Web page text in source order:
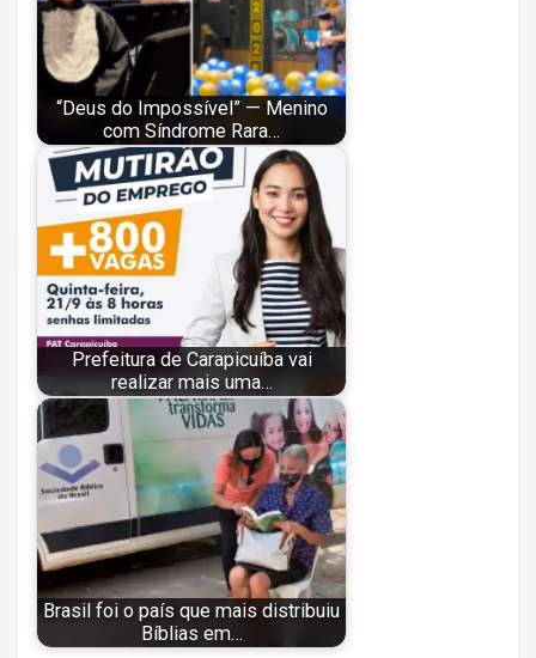
“Deus do Impossível” — Menino
com Síndrome Rara…
Prefeitura de Carapicuíba vai
realizar mais uma…
Brasil foi o país que mais distribuiu
Bíblias em…